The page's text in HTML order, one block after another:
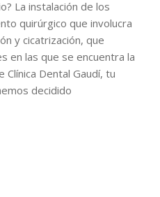
La instalación de los
quirúrgico que involucra
y cicatrización, que
en las que se encuentra la
Dental Gaudí, tu
decidido